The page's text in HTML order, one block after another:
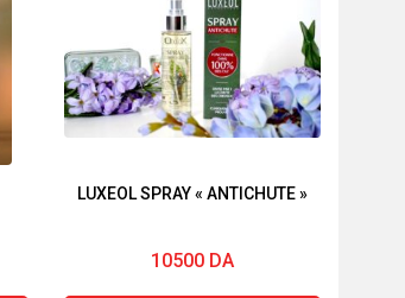
LUXEOL SPRAY « ANTICHUTE »
10500 DA